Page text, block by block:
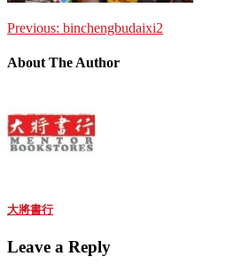
Previous: binchengbudaixi2
About The Author
大將書行
Leave a Reply